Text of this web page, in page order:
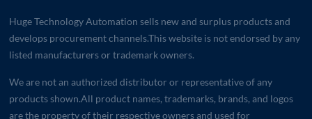
Huge Technology Automation sells new and surplus products and
develops procurement channels.This website is not endorsed by any
listed manufacturers or trademark owners.
We are not an authorized distributor or representative of any
products shown.All product names, trademarks, brands, and logos
are the property of their respective owners and used for